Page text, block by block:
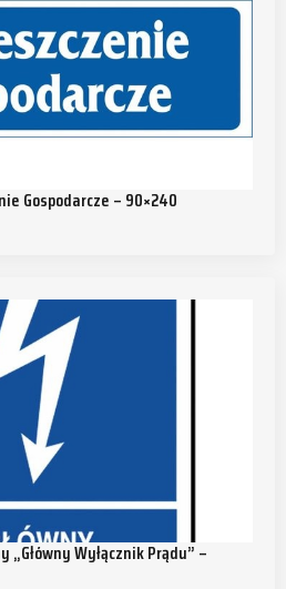
Gospodarcze – 90×240
Wyłącznik Prądu” –